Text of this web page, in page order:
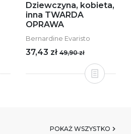
Dziewczyna, kobieta,
inna TWARDA
OPRAWA
Bernardine Evaristo
37,43 zł 49,90 zł
POKAŻ WSZYSTKO